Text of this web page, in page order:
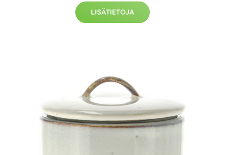
LISÄTIETOJA